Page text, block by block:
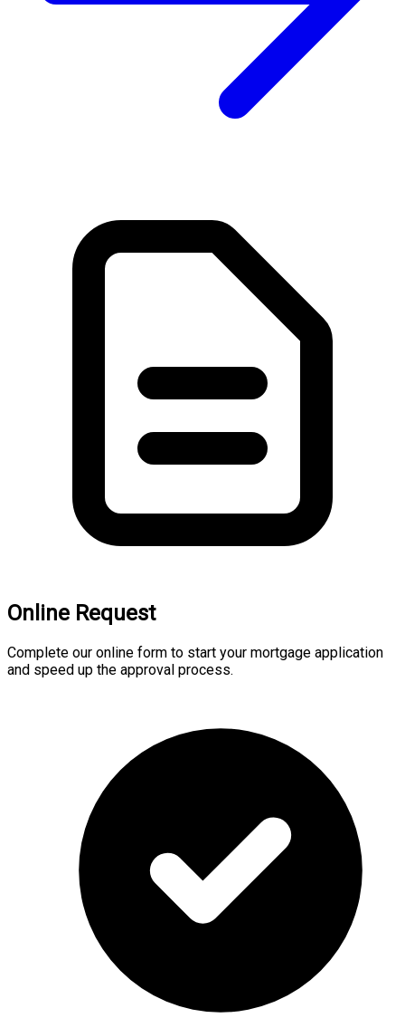
Online Request
Complete our online form to start your mortgage application
and speed up the approval process.